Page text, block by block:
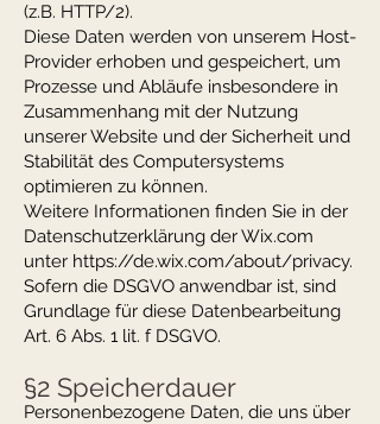
(z.B. HTTP/2).
Diese Daten werden von unserem Host-
Provider erhoben und gespeichert, um
Prozesse und Abläufe insbesondere in
Zusammenhang mit der Nutzung
unserer Website und der Sicherheit und
Stabilität des Computersystems
optimieren zu können.
Weitere Informationen finden Sie in der
Datenschutzerklärung der Wix.com
unter https://de.wix.com/about/privacy.
Sofern die DSGVO anwendbar ist, sind
Grundlage für diese Datenbearbeitung
Art. 6 Abs. 1 lit. f DSGVO.
§2 Speicherdauer
Personenbezogene Daten, die uns über